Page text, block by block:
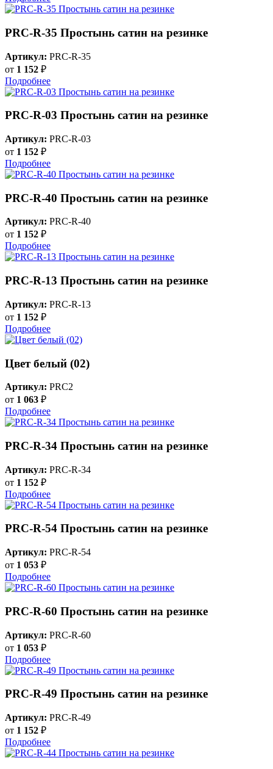
PRC-R-35 Простынь сатин на резинке
Артикул: PRC-R-35
от 1 152 ₽
Подробнее
PRC-R-03 Простынь сатин на резинке
Артикул: PRC-R-03
от 1 152 ₽
Подробнее
PRC-R-40 Простынь сатин на резинке
Артикул: PRC-R-40
от 1 152 ₽
Подробнее
PRC-R-13 Простынь сатин на резинке
Артикул: PRC-R-13
от 1 152 ₽
Подробнее
Цвет белый (02)
Артикул: PRC2
от 1 063 ₽
Подробнее
PRC-R-34 Простынь сатин на резинке
Артикул: PRC-R-34
от 1 152 ₽
Подробнее
PRC-R-54 Простынь сатин на резинке
Артикул: PRC-R-54
от 1 053 ₽
Подробнее
PRC-R-60 Простынь сатин на резинке
Артикул: PRC-R-60
от 1 053 ₽
Подробнее
PRC-R-49 Простынь сатин на резинке
Артикул: PRC-R-49
от 1 152 ₽
Подробнее